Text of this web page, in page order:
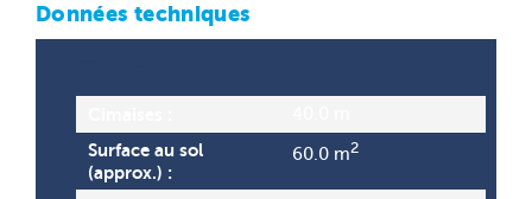
Données techniques
Surface au sol
(approx.) :
60.0 m2